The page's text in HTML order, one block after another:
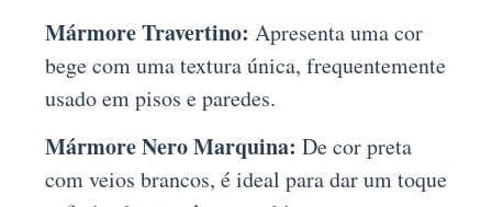
Mármore Travertino: Apresenta uma cor
bege com uma textura única, frequentemente
usado em pisos e paredes.
Mármore Nero Marquina: De cor preta
com veios brancos, é ideal para dar um toque